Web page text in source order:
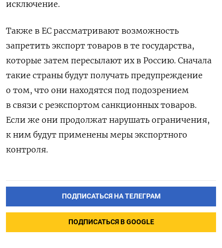
исключение.
Также в ЕС рассматривают возможность
запретить экспорт товаров в те государства,
которые затем пересылают их в Россию. Сначала
такие страны будут получать предупреждение
о том, что они находятся под подозрением
в связи с реэкспортом санкционных товаров.
Если же они продолжат нарушать ограничения,
к ним будут применены меры экспортного
контроля.
ПОДПИСАТЬСЯ НА ТЕЛЕГРАМ
ПОДПИСАТЬСЯ В GOOGLE